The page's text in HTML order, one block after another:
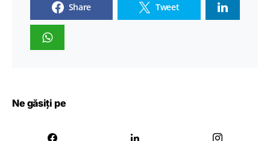
Share Tweet
Ne găsiți pe